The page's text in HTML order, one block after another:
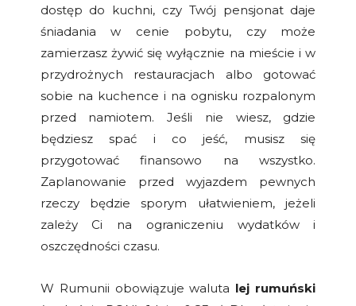
dostęp do kuchni, czy Twój pensjonat daje
śniadania w cenie pobytu, czy może
zamierzasz żywić się wyłącznie na mieście i w
przydrożnych restauracjach albo gotować
sobie na kuchence i na ognisku rozpalonym
przed namiotem. Jeśli nie wiesz, gdzie
będziesz spać i co jeść, musisz się
przygotować finansowo na wszystko.
Zaplanowanie przed wyjazdem pewnych
rzeczy będzie sporym ułatwieniem, jeżeli
zależy Ci na ograniczeniu wydatków i
oszczędności czasu.
W Rumunii obowiązuje waluta lej rumuński